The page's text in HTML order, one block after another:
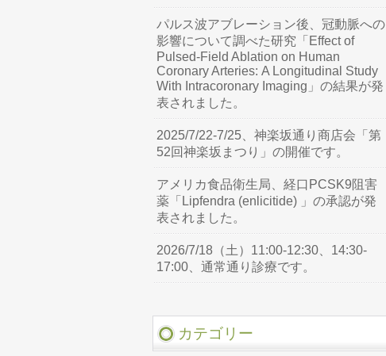
パルス波アブレーション後、冠動脈への
影響について調べた研究「Effect of
Pulsed-Field Ablation on Human
Coronary Arteries: A Longitudinal Study
With Intracoronary Imaging」の結果が発
表されました。
2025/7/22-7/25、神楽坂通り商店会「第
52回神楽坂まつり」の開催です。
アメリカ食品衛生局、経口PCSK9阻害
薬「Lipfendra (enlicitide) 」の承認が発
表されました。
2026/7/18（土）11:00-12:30、14:30-
17:00、通常通り診療です。
カテゴリー